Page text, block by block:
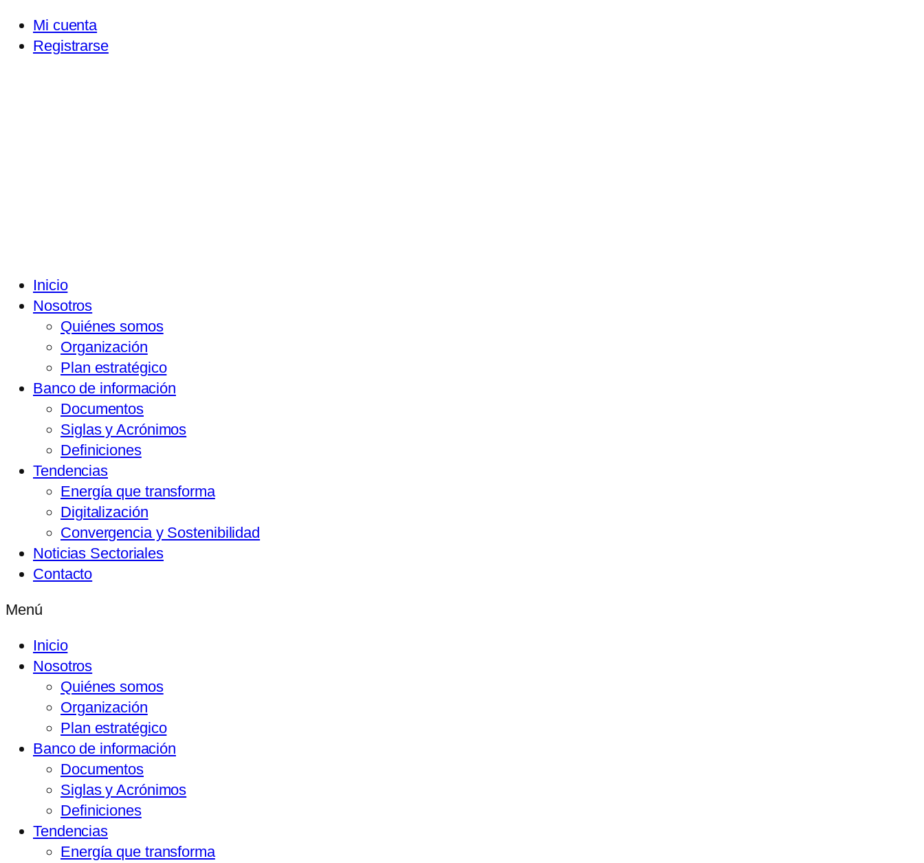
Mi cuenta
Registrarse
Inicio
Nosotros
Quiénes somos
Organización
Plan estratégico
Banco de información
Documentos
Siglas y Acrónimos
Definiciones
Tendencias
Energía que transforma
Digitalización
Convergencia y Sostenibilidad
Noticias Sectoriales
Contacto
Menú
Inicio
Nosotros
Quiénes somos
Organización
Plan estratégico
Banco de información
Documentos
Siglas y Acrónimos
Definiciones
Tendencias
Energía que transforma